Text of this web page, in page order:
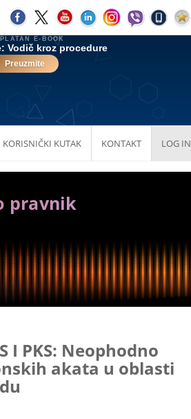
KORISNIČKI KUTAK KONTAKT LOG IN
pravnik
I PKS: Neophodno
akata u oblasti